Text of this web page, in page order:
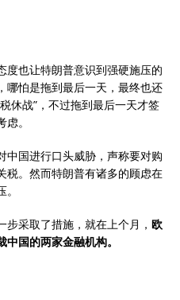
度也让特朗普意识到强硬施压的
哪怕是拖到最后一天，最终也还
休战”，不过拖到最后一天才签
。
中国进行口头威胁，声称要对购
税。然而特朗普有诸多的顾虑在
采取了措施，就在上个月， 欧
国的两家金融机构。